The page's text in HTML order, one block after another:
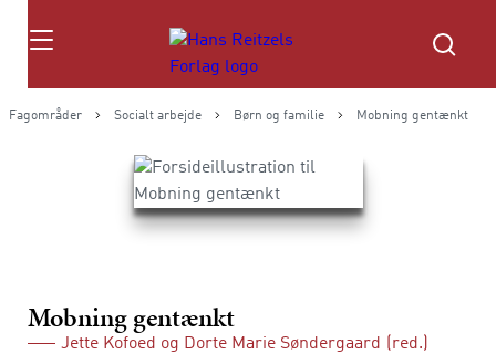
Søg
Fagområder Socialt arbejde Børn og familie Mobning gentænkt
Mobning gentænkt
Jette Kofoed og Dorte Marie Søndergaard (red.)